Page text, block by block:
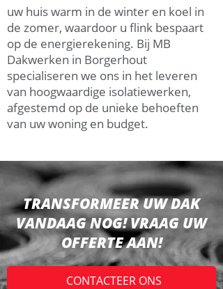
uw huis warm in de winter en koel in
de zomer, waardoor u flink bespaart
op de energierekening. Bij MB
Dakwerken in Borgerhout
specialiseren we ons in het leveren
van hoogwaardige isolatiewerken,
afgestemd op de unieke behoeften
van uw woning en budget.
TRANSFORMEER UW DAK
VANDAAG NOG! VRAAG UW
OFFERTE AAN!
CONTACTEER ONS